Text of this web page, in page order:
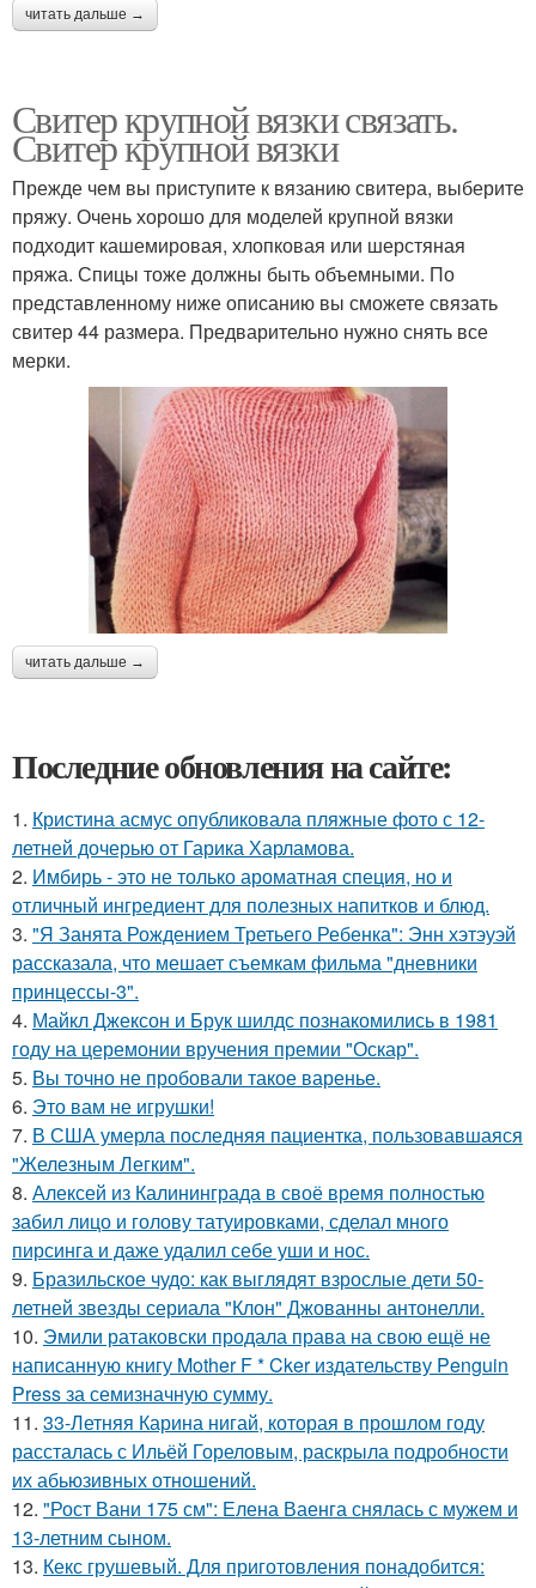
читать дальше →
Свитер крупной вязки связать.
Свитер крупной вязки
Прежде чем вы приступите к вязанию свитера, выберите
пряжу. Очень хорошо для моделей крупной вязки
подходит кашемировая, хлопковая или шерстяная
пряжа. Спицы тоже должны быть объемными. По
представленному ниже описанию вы сможете связать
свитер 44 размера. Предварительно нужно снять все
мерки.
читать дальше →
Последние обновления на сайте:
1. Кристина асмус опубликовала пляжные фото с 12-
летней дочерью от Гарика Харламова.
2. Имбирь - это не только ароматная специя, но и
отличный ингредиент для полезных напитков и блюд.
3. "Я Занята Рождением Третьего Ребенка": Энн хэтэуэй
рассказала, что мешает съемкам фильма "дневники
принцессы-3".
4. Майкл Джексон и Брук шилдс познакомились в 1981
году на церемонии вручения премии "Оскар".
5. Вы точно не пробовали такое варенье.
6. Это вам не игрушки!
7. В США умерла последняя пациентка, пользовавшаяся
"Железным Легким".
8. Алексей из Калининграда в своё время полностью
забил лицо и голову татуировками, сделал много
пирсинга и даже удалил себе уши и нос.
9. Бразильское чудо: как выглядят взрослые дети 50-
летней звезды сериала "Клон" Джованны антонелли.
10. Эмили ратаковски продала права на свою ещё не
написанную книгу Mother F * Cker издательству Penguin
Press за семизначную сумму.
11. 33-Летняя Карина нигай, которая в прошлом году
рассталась с Ильёй Гореловым, раскрыла подробности
их абьюзивных отношений.
12. "Рост Вани 175 см": Елена Ваенга снялась с мужем и
13-летним сыном.
13. Кекс грушевый. Для приготовления понадобится: